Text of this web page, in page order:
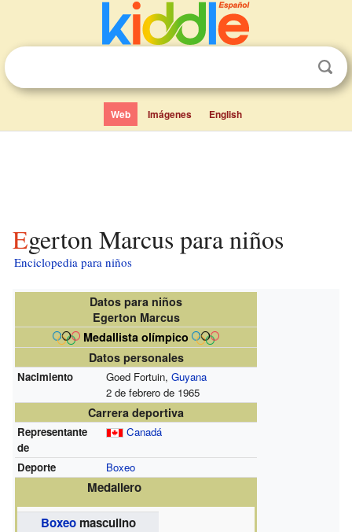
Web Imágenes English
Egerton Marcus para niños
Enciclopedia para niños
Datos para niños
Egerton Marcus
Medallista olímpico
Datos personales
Nacimiento Goed Fortuin, Guyana
2 de febrero de 1965
Carrera deportiva
Representante
de
Canadá
Deporte Boxeo
Medallero
Boxeomasculino